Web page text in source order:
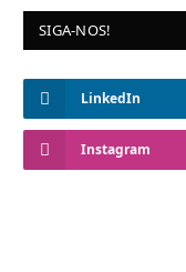
SIGA-NOS!
LinkedIn
Instagram